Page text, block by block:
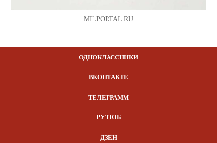
MILPORTAL.RU
ОДНОКЛАССНИКИ
ВКОНТАКТЕ
ТЕЛЕГРАММ
РУТЮБ
ДЗЕН